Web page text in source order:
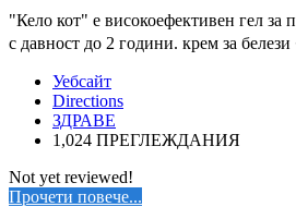
"Кело кот" е високоефективен гел за
с давност до 2 години. крем за
Уебсайт
Directions
ЗДРАВЕ
1,024 ПРЕГЛЕЖДАНИЯ
Not yet reviewed!
Прочети повече...